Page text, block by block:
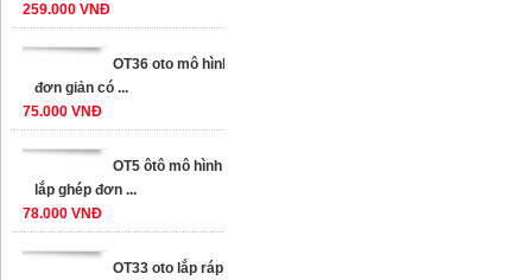
đơn giản có ...
75.000 VNĐ
lắp ghép đơn ...
78.000 VNĐ
đơn giản cho ...